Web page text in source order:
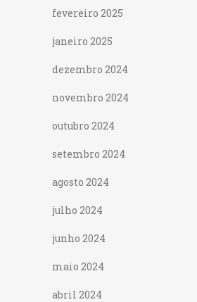
fevereiro 2025
janeiro 2025
dezembro 2024
novembro 2024
outubro 2024
setembro 2024
agosto 2024
julho 2024
junho 2024
maio 2024
abril 2024